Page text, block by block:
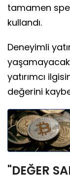
tamamen
kullandı.
Deneyimli
yatırımcı
değerini
"DEĞER